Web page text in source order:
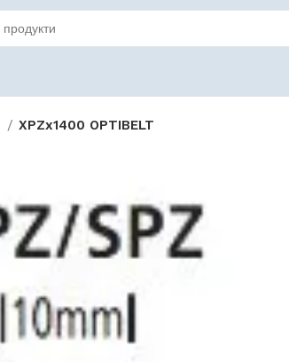
XPZx1400 OPTIBELT